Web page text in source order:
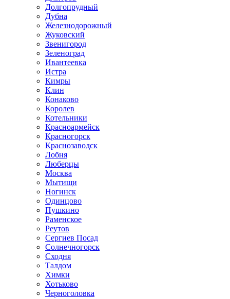
Долгопрудный
Дубна
Железнодорожный
Жуковский
Звенигород
Зеленоград
Ивантеевка
Истра
Кимры
Клин
Конаково
Королев
Котельники
Красноармейск
Красногорск
Краснозаводск
Лобня
Люберцы
Москва
Мытищи
Ногинск
Одинцово
Пушкино
Раменское
Реутов
Сергиев Посад
Солнечногорск
Сходня
Талдом
Химки
Хотьково
Черноголовка